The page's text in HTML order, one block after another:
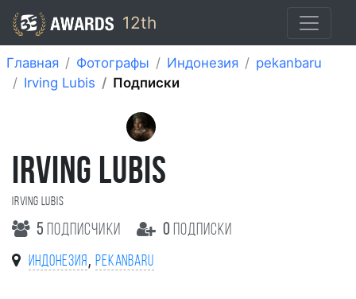
12th
Главная Фотографы Индонезия
pekanbaru
Irving Lubis
Подписки
IRVING LUBIS
Irving Lubis
5 подписчики 0 подписки
Индонезия , pekanbaru